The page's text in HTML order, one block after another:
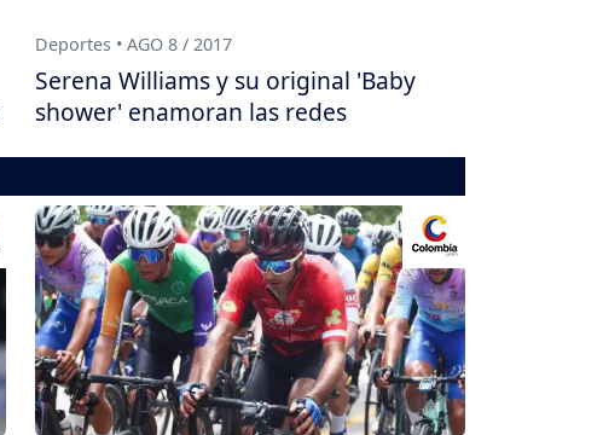
Deportes • AGO 8 / 2017
Serena Williams y su original 'Baby
shower' enamoran las redes